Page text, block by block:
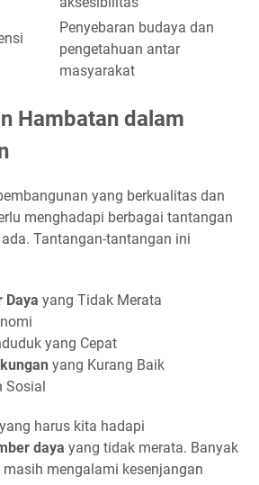
Penyebaran budaya dan
pengetahuan antar
masyarakat
Hambatan dalam
yang berkualitas dan
menghadapi berbagai tantangan
Tantangan-tantangan ini
Daya yang Tidak Merata
yang Cepat
yang Kurang Baik
Sosial
harus kita hadapi
daya yang tidak merata. Banyak
mengalami kesenjangan